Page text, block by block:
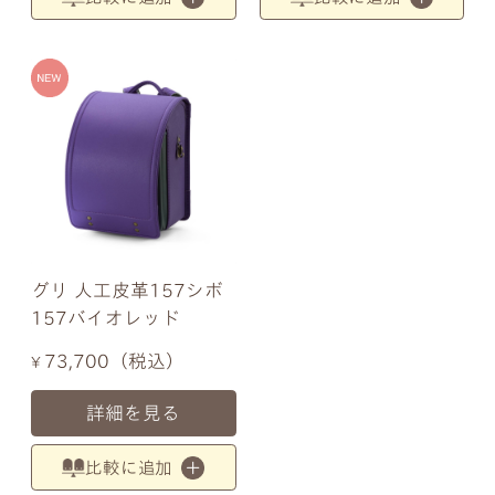
グリ 人工皮革157シボ
157バイオレッド
¥ 73,700 税込
詳細を見る
比較に追加